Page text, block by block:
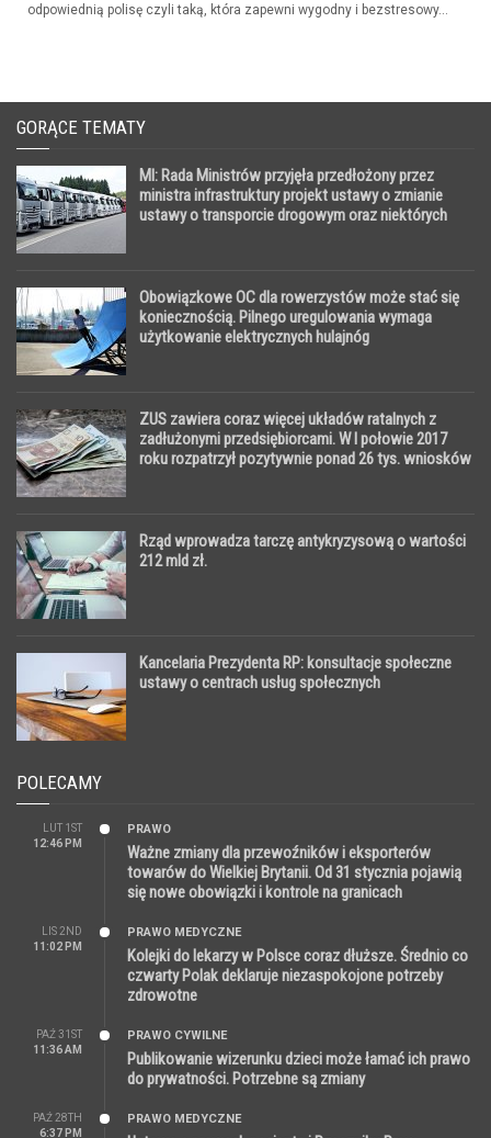
odpowiednią polisę czyli taką, która zapewni wygodny i bezstresowy...
GORĄCE TEMATY
MI: Rada Ministrów przyjęła przedłożony przez
ministra infrastruktury projekt ustawy o zmianie
ustawy o transporcie drogowym oraz niektórych
Obowiązkowe OC dla rowerzystów może stać się
koniecznością. Pilnego uregulowania wymaga
użytkowanie elektrycznych hulajnóg
ZUS zawiera coraz więcej układów ratalnych z
zadłużonymi przedsiębiorcami. W I połowie 2017
roku rozpatrzył pozytywnie ponad 26 tys. wniosków
Rząd wprowadza tarczę antykryzysową o wartości
212 mld zł.
Kancelaria Prezydenta RP: konsultacje społeczne
ustawy o centrach usług społecznych
POLECAMY
LUT 1ST
12:46 PM
PRAWO
Ważne zmiany dla przewoźników i eksporterów
towarów do Wielkiej Brytanii. Od 31 stycznia pojawią
się nowe obowiązki i kontrole na granicach
LIS 2ND
11:02 PM
PRAWO MEDYCZNE
Kolejki do lekarzy w Polsce coraz dłuższe. Średnio co
czwarty Polak deklaruje niezaspokojone potrzeby
zdrowotne
PAŹ 31ST
11:36 AM
PRAWO CYWILNE
Publikowanie wizerunku dzieci może łamać ich prawo
do prywatności. Potrzebne są zmiany
PAŹ 28TH
6:37 PM
PRAWO MEDYCZNE